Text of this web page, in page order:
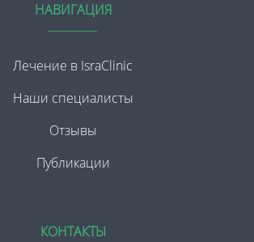
НАВИГАЦИЯ
Лечение в IsraClinic
Наши специалисты
Отзывы
Публикации
КОНТАКТЫ